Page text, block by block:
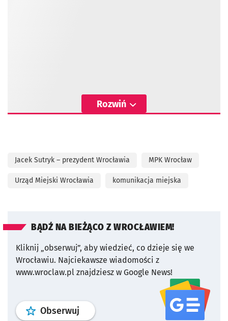
Rozwiń
Jacek Sutryk – prezydent Wrocławia MPK Wrocław
Urząd Miejski Wrocławia komunikacja miejska
BĄDŹ NA BIEŻĄCO Z WROCŁAWIEM!
Kliknij „obserwuj”, aby wiedzieć, co dzieje się we
Wrocławiu. Najciekawsze wiadomości z
www.wroclaw.pl znajdziesz w Google News!
Obserwuj profil serwisu